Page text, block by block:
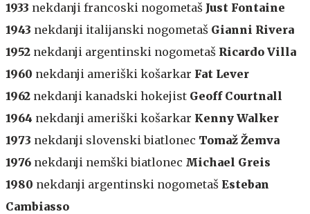
1933 nekdanji francoski nogometaš Just Fontaine
1943 nekdanji italijanski nogometaš Gianni Rivera
1952 nekdanji argentinski nogometaš Ricardo Villa
1960 nekdanji ameriški košarkar Fat Lever
1962 nekdanji kanadski hokejist Geoff Courtnall
1964 nekdanji ameriški košarkar Kenny Walker
1973 nekdanji slovenski biatlonec Tomaž Žemva
1976 nekdanji nemški biatlonec Michael Greis
1980 nekdanji argentinski nogometaš Esteban
Cambiasso